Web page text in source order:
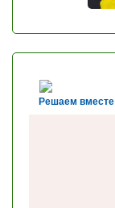
Решаем вместе